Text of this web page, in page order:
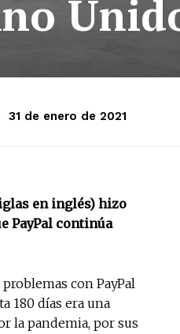
31 de enero de 2021
en inglés) hizo
PayPal continúa
con PayPal
180 días era una
la pandemia, por sus